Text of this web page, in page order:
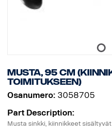
Musta, 95 cm
toimitukseen)
Osanumero: 3058705
Part Description:
Musta sinkki, kiinnikkeet